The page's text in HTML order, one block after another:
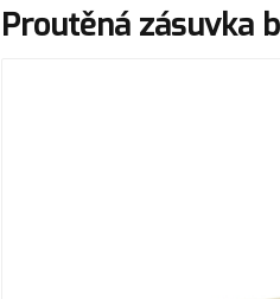
Proutěná zásuvka